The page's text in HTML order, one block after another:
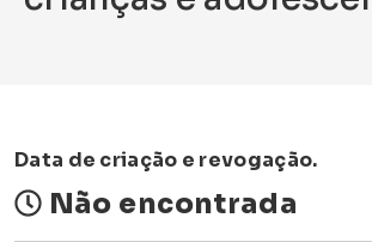
Data de criação e revogação.
Não encontrada